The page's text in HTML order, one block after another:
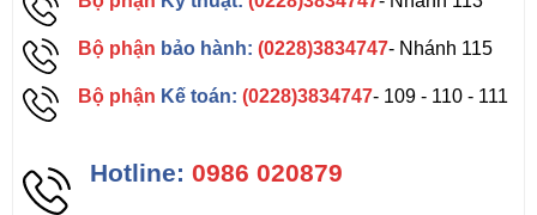
Bộ phận bảo hành: (0228)3834747- Nhánh 115
Bộ phận Kế toán: (0228)3834747- 109 - 110 - 111
Hotline: 0986 020879